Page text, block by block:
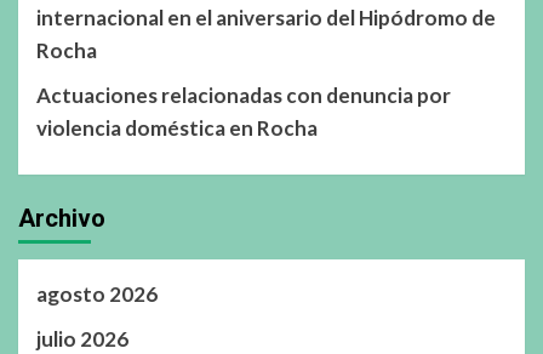
internacional en el aniversario del Hipódromo de
Rocha
Actuaciones relacionadas con denuncia por
violencia doméstica en Rocha
Archivo
agosto 2026
julio 2026